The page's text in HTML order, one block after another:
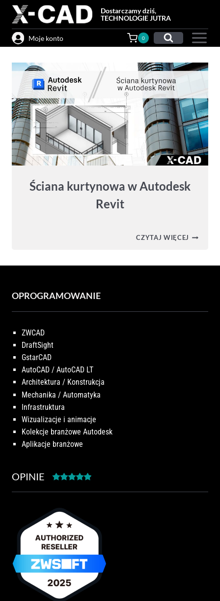
Przejdź
treści
Dostarczamy dziś,
TECHNOLOGIE JUTRA
Moje konto 0
Ściana kurtynowa w Autodesk
Revit
CZYTAJ WIĘCEJ ŚCIANA
OPROGRAMOWANIE
ZWCAD
DraftSight
GstarCAD
AutoCAD / AutoCAD LT
Architektura / Konstrukcja
Mechanika / Automatyka
Infrastruktura
Wizualizacje i animacje
Kolekcje branżowe Autodesk
Aplikacje branżowe
OPINIE